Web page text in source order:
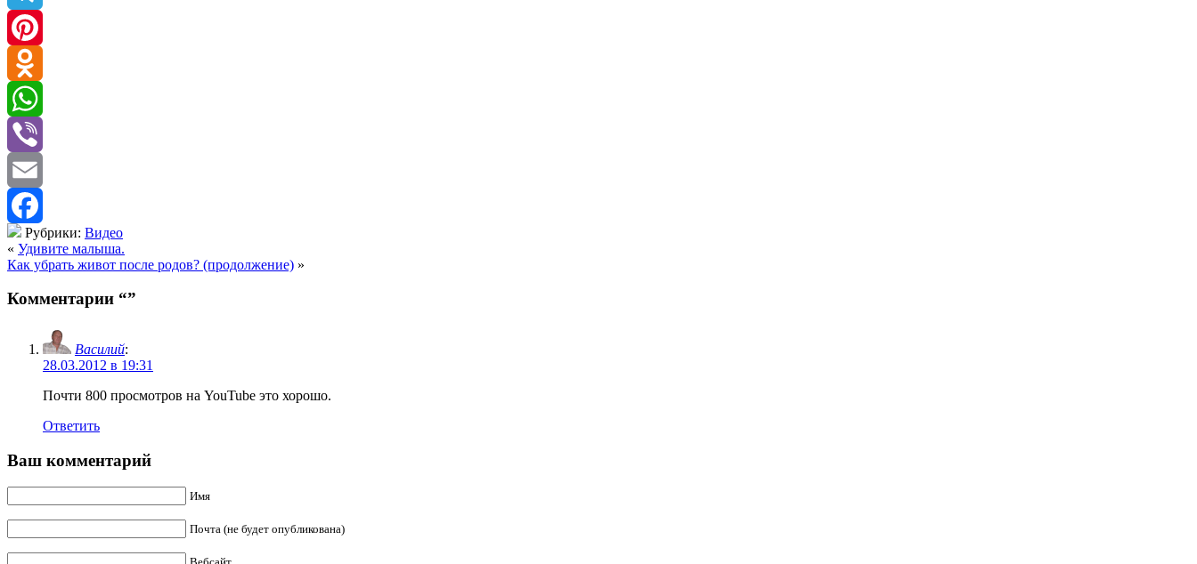
Telegram
Pinterest
Odnoklassniki
WhatsApp
Viber
Email
Facebook
Рубрики: Видео
« Удивите малыша.
Как убрать живот после родов? (продолжение) »
Комментарии “”
Василий:
28.03.2012 в 19:31
Почти 800 просмотров на YouTube это хорошо.
Ответить
Ваш комментарий
Имя
Почта (не будет опубликована)